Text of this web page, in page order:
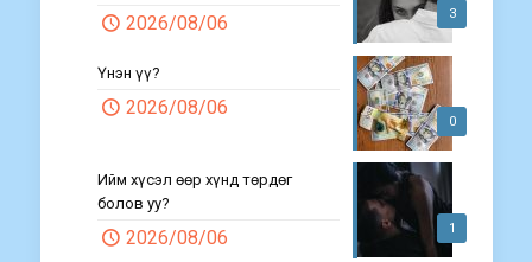
3
2026/08/06
0
Үнэн үү?
2026/08/06
1
Ийм хүсэл өөр хүнд төрдөг
болов уу?
2026/08/06